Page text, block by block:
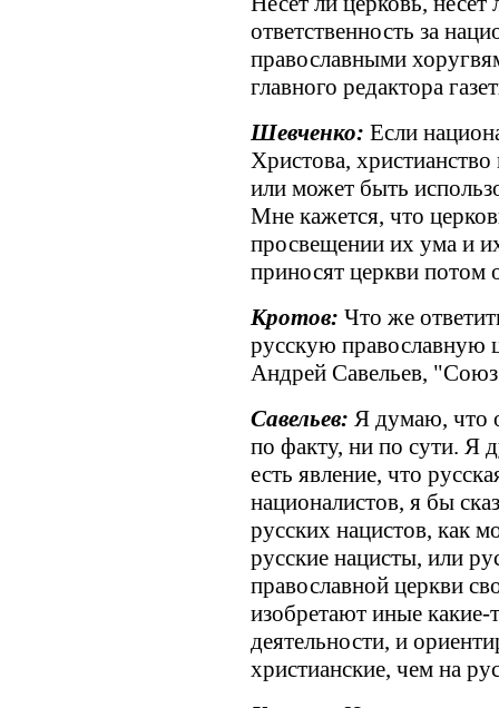
ответственность за
православными
главного редактора
Шевченко: Если
Христова,
или может быть
Мне кажется, что
просвещении их ума и
приносят церкви потом
Кротов: Что же
русскую православную
Андрей Савельев,
Савельев: Я думаю, что
по факту, ни по сути. Я
есть явление, что
националистов, я бы
русских нацистов, как
русские нацисты, или
православной церкви
изобретают иные
деятельности, и
христианские, чем на